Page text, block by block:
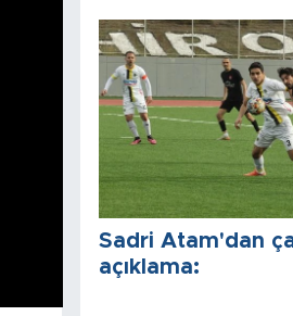
Sadri Atam'dan
açıklama: